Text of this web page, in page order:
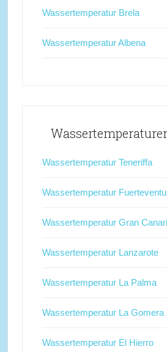
Wassertemperatur Brela
Wassertemperatur Albena
Wassertemperatur Teneriffa
Wassertemperatur
Wassertemperatur Gran
Wassertemperatur Lanzarote
Wassertemperatur La Palma
Wassertemperatur La Gomera
Wassertemperatur El Hierro